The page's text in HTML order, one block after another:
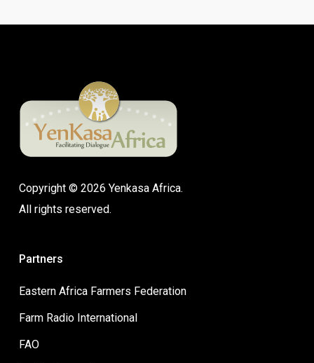
Copyright © 2026 Yenkasa Africa.
All rights reserved.
Partners
Eastern Africa Farmers Federation
Farm Radio International
FAO